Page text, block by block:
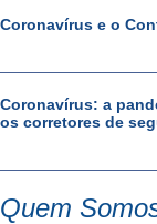
Coronavírus e o
Coronavírus: a
os corretores de
Quem